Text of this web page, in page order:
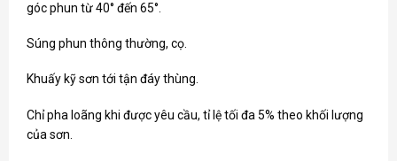
góc phun từ 40° đến 65°.
Súng phun thông thường, cọ.
Khuấy kỹ sơn tới tận đáy thùng.
Chỉ pha loãng khi được yêu cầu, tỉ lệ tối đa 5% theo khối lượng
của sơn.